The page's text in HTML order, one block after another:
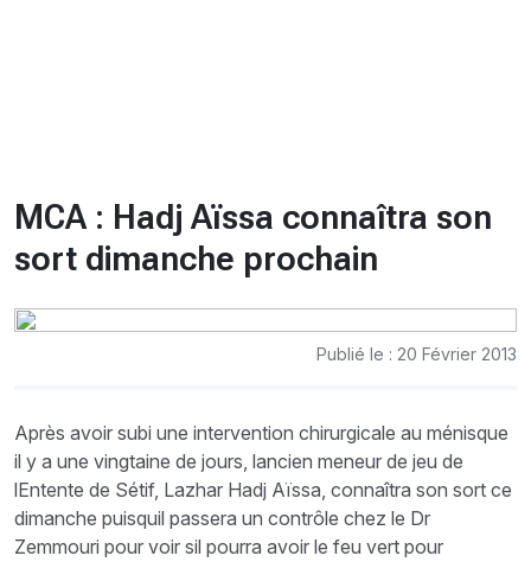
MCA : Hadj Aïssa connaîtra son
sort dimanche prochain
Publié le : 20 Février 2013
Après avoir subi une intervention chirurgicale au ménisque
il y a une vingtaine de jours, lancien meneur de jeu de
lEntente de Sétif, Lazhar Hadj Aïssa, connaîtra son sort ce
dimanche puisquil passera un contrôle chez le Dr
Zemmouri pour voir sil pourra avoir le feu vert pour